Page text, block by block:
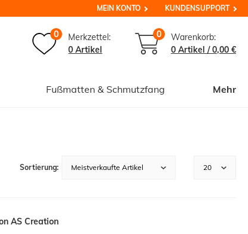
MEIN KONTO KUNDENSUPPORT
0
Merkzettel:
0 Artikel
0
Warenkorb:
0 Artikel /0,00 €
Fußmatten & Schmutzfang Mehr
AS Creation